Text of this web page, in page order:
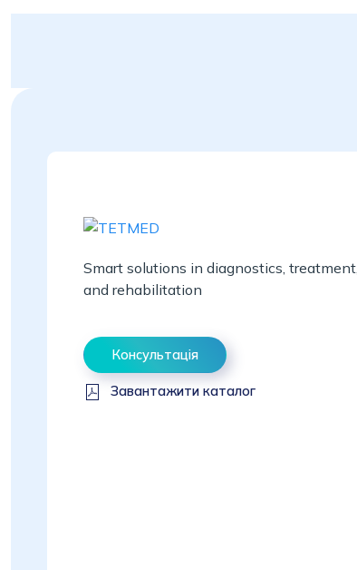
Smart solutions in diagnostics, treatment,
and rehabilitation
Консультація
Завантажити каталог